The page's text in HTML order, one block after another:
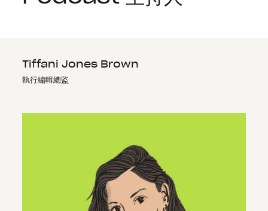
Tiffani Jones Brown
執行編輯總監